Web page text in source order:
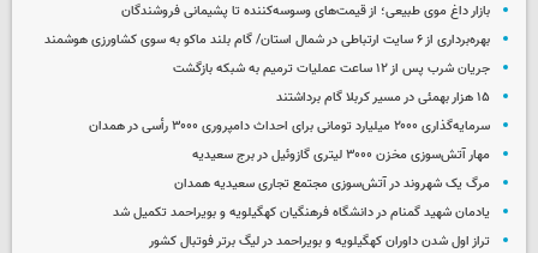
بازار داغ موی طبیعی؛ از قیمت‌های وسوسه‌کننده تا پشیمانی فروشندگان
بهره‌برداری از ۶ سایت ارتباطی در شمال استان/ گام بلند ماکو به سوی کشاورزی هوشمند
جریان شرب پس از ۱۲ ساعت عملیات ترمیم به شبکه بازگشت
۱۵ هزار بهمئی در مسیر کربلا گام برداشتند
سرمایه‌گذاری ۲۰۰۰ میلیارد تومانی برای احداث دامپروری ۳۰۰۰ رأسی در همدان
مهار آتش‌سوزی مخزن ۳۰۰۰ لیتری گازوئیل در برج سعیدیه
مرگ یک شهروند در آتش‌سوزی مجتمع تجاری سعیدیه همدان
یادمان شهید گمنام در دانشگاه فرهنگیان کهگیلویه و بویراحمد تکمیل شد
تراز اول شدن داوران کهگیلویه و بویراحمد در لیگ برتر فوتبال کشور